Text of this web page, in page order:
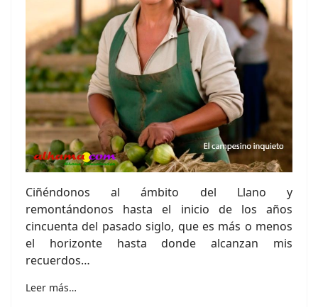
Ciñéndonos al ámbito del Llano y
remontándonos hasta el inicio de los años
cincuenta del pasado siglo, que es más o menos
el horizonte hasta donde alcanzan mis
recuerdos…
Leer más…